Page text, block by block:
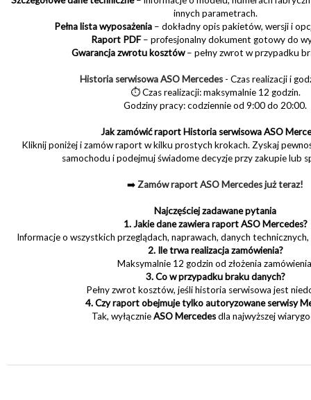
innych parametrach.
Pełna lista wyposażenia– dokładny opis pakietów, wersji i
Raport PDF– profesjonalny dokument gotowy do
Gwarancja zwrotu kosztów– pełny zwrot w przypadku
Historia serwisowa ASO Mercedes- Czas realizacji i
⏱ Czas realizacji: maksymalnie 12 godzin.
Godziny pracy: codziennie od 9:00 do 20:00.
Jak zamówić raport Historia serwisowa ASO
Kliknij poniżej i zamów raport w kilku prostych krokach. Zyskaj
samochodu i podejmuj świadome decyzje przy zakupie lub
➡️ Zamów raport ASO Mercedes już teraz!
Najczęściej zadawane pytania
1. Jakie dane zawiera raport ASO Mercedes?
Informacje o wszystkich przeglądach, naprawach, danych
2. Ile trwa realizacja zamówienia?
Maksymalnie 12 godzin od złożenia
3. Co w przypadku braku danych?
Pełny zwrot kosztów, jeśli historia serwisowa jest
4. Czy raport obejmuje tylko autoryzowane serwisy
Tak, wyłącznieASO Mercedesdla najwyższej